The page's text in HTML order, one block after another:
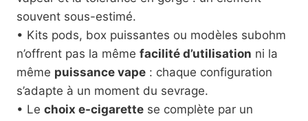
souvent sous-estimé.
• Kits pods, box puissantes ou modèles subohm
n’offrent pas la même facilité d’utilisation ni la
même puissance vape : chaque configuration
s’adapte à un moment du sevrage.
• Le choix e-cigarette se complète par un